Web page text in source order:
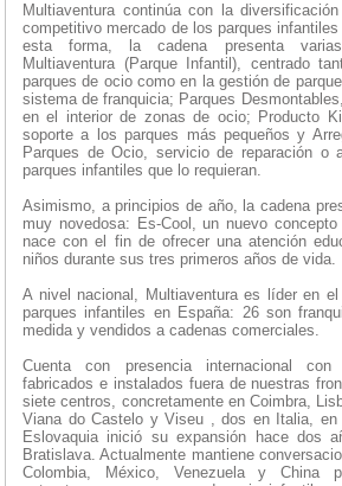
Multiaventura continúa con la
competitivo mercado de los parques
esta forma, la cadena presenta
Multiaventura (Parque Infantil), centrado
parques de ocio como en la gestión de
sistema de franquicia; Parques
en el interior de zonas de ocio; Producto
soporte a los parques más pequeños y
Parques de Ocio, servicio de reparación o
parques infantiles que lo requieran.
Asimismo, a principios de año, la cadena
muy novedosa: Es-Cool, un nuevo
nace con el fin de ofrecer una atención
niños durante sus tres primeros años de vida.
A nivel nacional, Multiaventura es líder en
parques infantiles en España: 26 son
medida y vendidos a cadenas comerciales.
Cuenta con presencia internacional
fabricados e instalados fuera de nuestras
siete centros, concretamente en Coimbra,
Viana do Castelo y Viseu , dos en Italia, en
Eslovaquia inició su expansión hace dos
Bratislava. Actualmente mantiene
Colombia, México, Venezuela y China